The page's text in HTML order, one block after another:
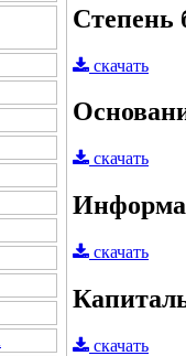
Степень
скачать
скачать
скачать
скачать